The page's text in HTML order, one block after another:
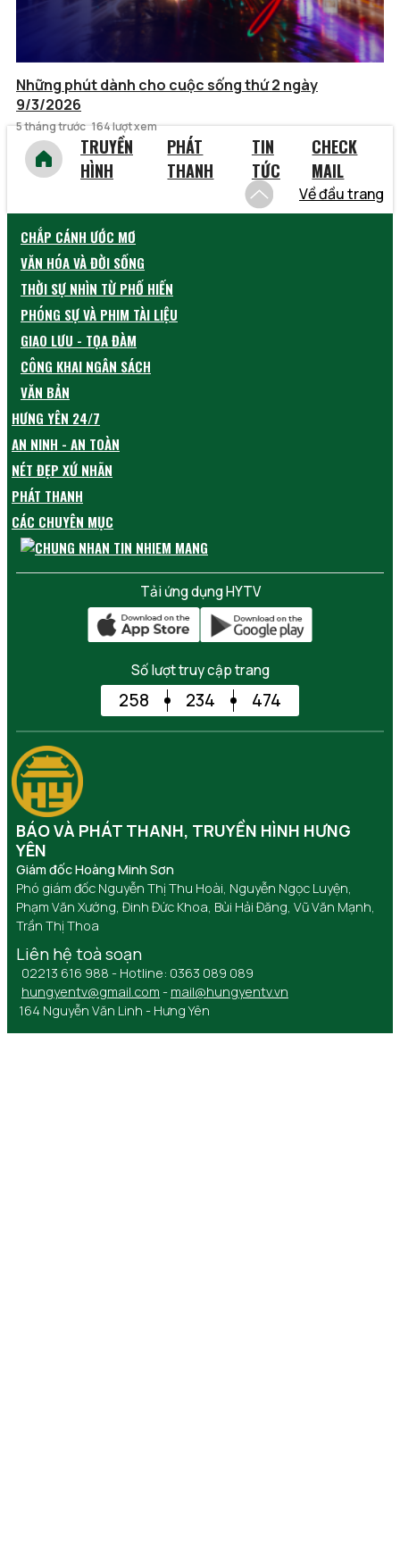
Những phút dành cho cuộc sống thứ 2 ngày
9/3/2026
5 tháng trước 164 lượt xem
TRUYỀN
HÌNH
PHÁT
THANH
TIN
TỨC
CHECK
MAIL
Về đầu trang
CHẮP CÁNH ƯỚC MƠ
VĂN HÓA VÀ ĐỜI SỐNG
THỜI SỰ NHÌN TỪ PHỐ HIẾN
PHÓNG SỰ VÀ PHIM TÀI LIỆU
GIAO LƯU - TỌA ĐÀM
CÔNG KHAI NGÂN SÁCH
VĂN BẢN
HƯNG YÊN 24/7
AN NINH - AN TOÀN
NÉT ĐẸP XỨ NHÃN
PHÁT THANH
CÁC CHUYÊN MỤC
Tải ứng dụng HYTV
Số lượt truy cập trang
258 234 474
BÁO VÀ PHÁT THANH, TRUYỀN HÌNH HƯNG
YÊN
Giám đốc Hoàng Minh Sơn
Phó giám đốc Nguyễn Thị Thu Hoài, Nguyễn Ngọc Luyện,
Phạm Văn Xướng, Đinh Đức Khoa, Bùi Hải Đăng, Vũ Văn Mạnh,
Trần Thị Thoa
Liên hệ toà soạn
02213 616 988 - Hotline: 0363 089 089
hungyentv@gmail.com - mail@hungyentv.vn
164 Nguyễn Văn Linh - Hưng Yên